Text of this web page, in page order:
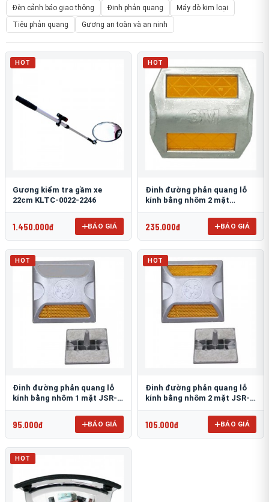
Đèn cảnh báo giao thông Đinh phản quang
Máy dò kim loại
Tiêu phản quang
Gương an toàn và an ninh
HOT
Gương kiểm tra gầm xe
22cm KLTC-0022-2246
1.450.000đ BÁO GIÁ
HOT
Đinh đường phản quang lỗ
kính bằng nhôm 2 mặt
235.000đ BÁO GIÁ
HOT
Đinh đường phản quang lỗ
kính bằng nhôm 1 mặt JSR-
95.000đ BÁO GIÁ
HOT
Đinh đường phản quang lỗ
kính bằng nhôm 2 mặt JSR-
105.000đ BÁO GIÁ
HOT